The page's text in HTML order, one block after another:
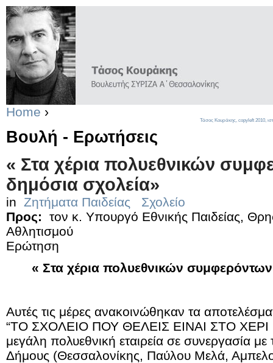
Home ›
Βουλή - Ερωτήσεις
« Στα χέρια πολυεθνικών
δημόσια σχολεία»
in Ζητήματα Παιδείας
Σχολείο
Προς:
τον κ. Υπουργό Εθνικής Παιδείας,
Αθλητισμού
Ερώτηση
« Στα χέρια πολυεθνικών
Αυτές τις μέρες ανακοινώθηκαν τα
“ΤΟ ΣΧΟΛΕΙΟ ΠΟΥ ΘΕΛΕΙΣ ΕΙΝΑΙ ΣΤΟ ΧΕΡΙ
μεγάλη πολυεθνική εταιρεία σε συνεργασία με
Δήμους (Θεσσαλονίκης, Παύλου Μελά,
Τάσος Κουράκης, copyleft 2010,